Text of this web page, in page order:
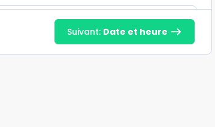
PERTE DE POIDS forfait 2
Prix: 0.01€
Suivant: Date et heure